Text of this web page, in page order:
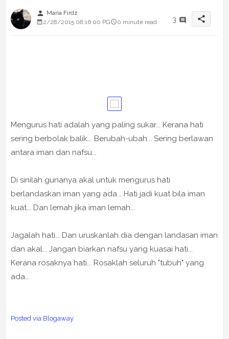
person Maria Firdz
2/28/2015 08:16:00 PG
0 minute read 3 share
Mengurus hati adalah yang paling sukar... Kerana hati
sering berbolak balik... Berubah-ubah... Sering berlawan
antara iman dan nafsu...
Di sinilah gunanya akal untuk mengurus hati
berlandaskan iman yang ada... Hati jadi kuat bila iman
kuat... Dan lemah jika iman lemah...
Jagalah hati... Dan uruskanlah dia dengan landasan iman
dan akal... Jangan biarkan nafsu yang kuasai hati...
Kerana rosaknya hati... Rosaklah seluruh "tubuh" yang
ada...
Posted via Blogaway